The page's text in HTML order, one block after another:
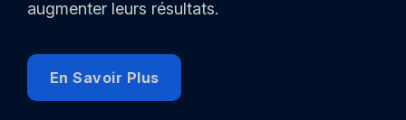
augmenter leurs résultats.
En Savoir Plus